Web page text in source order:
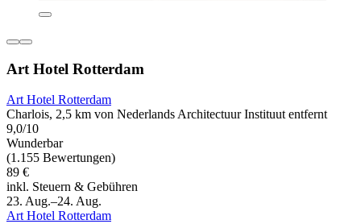
Art Hotel Rotterdam
Art Hotel Rotterdam
Charlois, 2,5 km von Nederlands Architectuur Instituut entfernt
9,0/10
Wunderbar
(1.155 Bewertungen)
89 €
inkl. Steuern & Gebühren
23. Aug.–24. Aug.
Art Hotel Rotterdam